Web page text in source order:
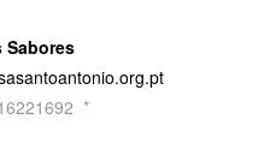
Sabores
*